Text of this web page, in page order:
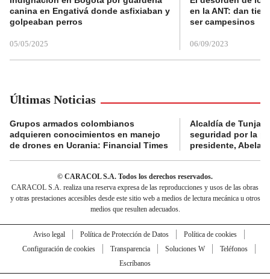
canina en Engativá donde asfixiaban y
golpeaban perros
05/05/2025
en la ANT: dan
ser campesinos
06/09/2023
Últimas Noticias
Grupos armados colombianos
adquieren conocimientos en manejo
de drones en Ucrania: Financial Times
Alcaldía de Tunja
seguridad por la
presidente,
© CARACOL S.A. Todos los derechos reservados.
CARACOL S.A. realiza una reserva expresa de las reproducciones y usos de las obras
y otras prestaciones accesibles desde este sitio web a medios de lectura mecánica u otros
medios que resulten adecuados.
Aviso legal Política de Protección de Datos
Política de cookies
Configuración de cookies
Transparencia Soluciones W
Teléfonos
Escríbanos